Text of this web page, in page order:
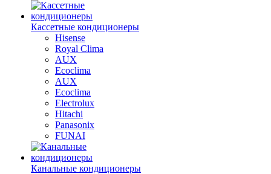
Кассетные кондиционеры
Hisense
Royal Clima
AUX
Ecoclima
AUX
Ecoclima
Electrolux
Hitachi
Panasonix
FUNAI
Канальные кондиционеры